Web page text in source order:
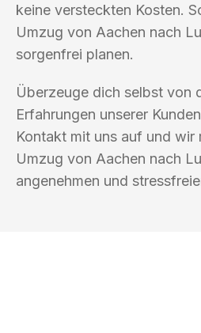
keine versteckten Kosten.
Umzug von Aachen nach
sorgenfrei planen.
Überzeuge dich selbst von
Erfahrungen unserer
Kontakt mit uns auf und wir
Umzug von Aachen nach
angenehmen und